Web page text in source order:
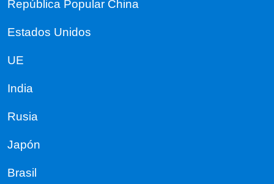
República Popular China
Estados Unidos
UE
India
Rusia
Japón
Brasil